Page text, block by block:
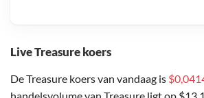
Live Treasure koers
De Treasure koers van vandaag is